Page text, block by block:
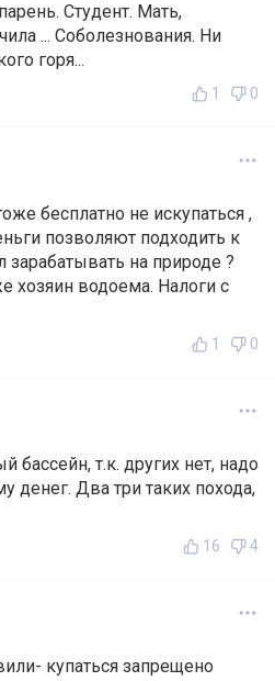
Студент. Мать,
... Соболезнования. Ни
горя...
1 0
бесплатно не искупаться ,
позволяют подходить к
на природе ?
хозяин водоема. Налоги с
1 0
бассейн, т.к. других нет, надо
денег. Два три таких похода,
16 4
купаться запрещено